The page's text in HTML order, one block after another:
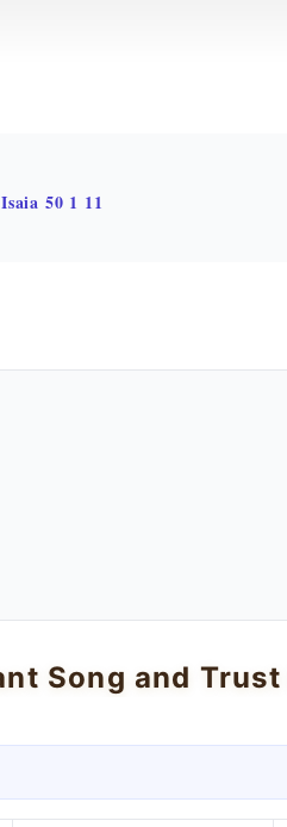
Isaia 50 1 11